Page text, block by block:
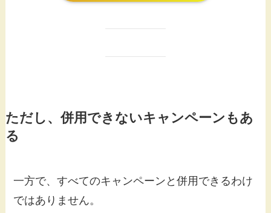
ただし、併用できないキャンペーンもあ
る
一方で、すべてのキャンペーンと併用できるわけ
ではありません。